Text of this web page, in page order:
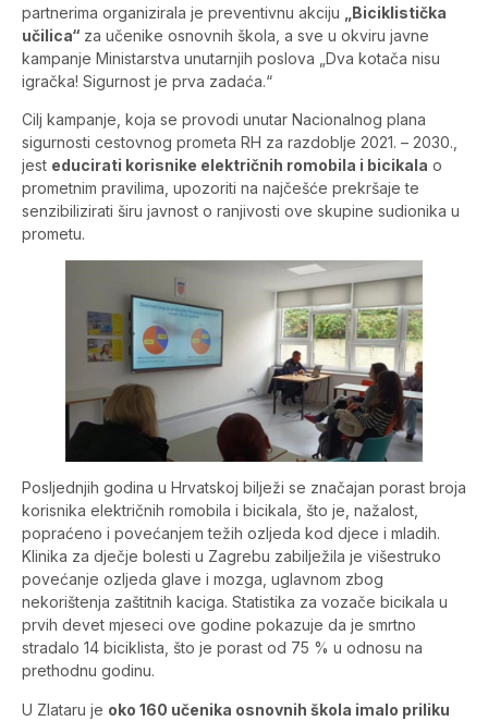
partnerima organizirala je preventivnu akciju
„Biciklistička
učilica“ za učenike osnovnih škola, a sve u okviru javne
kampanje Ministarstva unutarnjih poslova „Dva kotača nisu
igračka! Sigurnost je prva zadaća.“
Cilj kampanje, koja se provodi unutar Nacionalnog plana
sigurnosti cestovnog prometa RH za razdoblje 2021. – 2030.,
jest educirati korisnike električnih romobila i bicikala o
prometnim pravilima, upozoriti na najčešće prekršaje te
senzibilizirati širu javnost o ranjivosti ove skupine sudionika u
prometu.
Posljednjih godina u Hrvatskoj bilježi se značajan porast broja
korisnika električnih romobila i bicikala, što je, nažalost,
popraćeno i povećanjem težih ozljeda kod djece i mladih.
Klinika za dječje bolesti u Zagrebu zabilježila je višestruko
povećanje ozljeda glave i mozga, uglavnom zbog
nekorištenja zaštitnih kaciga. Statistika za vozače bicikala u
prvih devet mjeseci ove godine pokazuje da je smrtno
stradalo 14 biciklista, što je porast od 75 % u odnosu na
prethodnu godinu.
U Zlataru je oko 160 učenika osnovnih škola imalo priliku